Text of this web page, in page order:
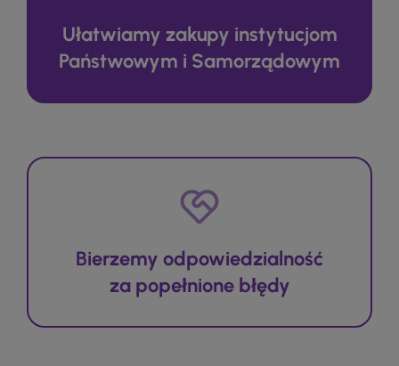
Ułatwiamy zakupy instytucjom
Państwowym i Samorządowym
Bierzemy odpowiedzialność
za popełnione błędy